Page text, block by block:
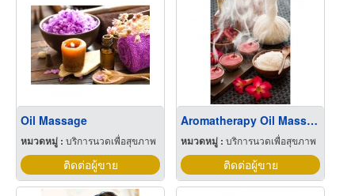
Oil Massage
หมวดหมู่ : บริการนวดเพื่อสุขภาพ
ติดต่อผู้ขาย
Aromatherapy Oil Massage
หมวดหมู่ :บริการนวดเพื่อสุขภาพ
ติดต่อผู้ขาย